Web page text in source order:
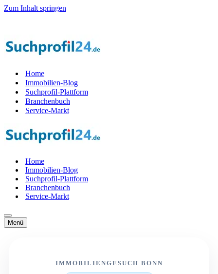
Zum Inhalt springen
Home
Immobilien-Blog
Suchprofil-Plattform
Branchenbuch
Service-Markt
Home
Immobilien-Blog
Suchprofil-Plattform
Branchenbuch
Service-Markt
Navigationsmenü
Menü
Navigationsmenü
IMMOBILIENGESUCH BONN